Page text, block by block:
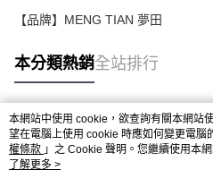
7-11取貨付款
付款後7-11取貨
宅配
免運費
【品牌】MENG TIAN 夢田
本分類熱銷全站排行
熱門標籤
本網站中使用 cookie，欲查詢有關本網站
望在電腦上使用 cookie 時應如何變更電腦
權條款 」之 Cookie 聲明。您繼續使用本
用條款之 Cookie 聲明使用 cookie。
了解更多 >